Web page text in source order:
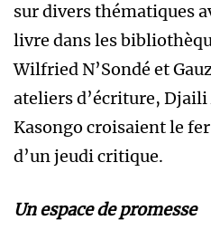
sur divers thématiques
livre dans les
Wilfried N’Sondé et
ateliers d’écriture, Djaili
Kasongo croisaient le
d’un jeudi critique.
Un espace de promesse